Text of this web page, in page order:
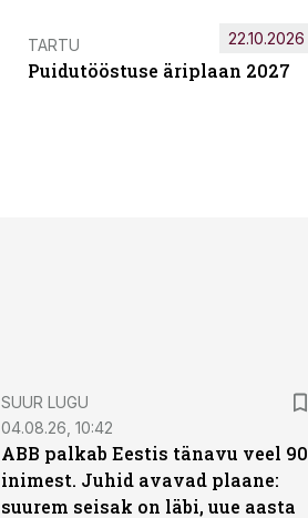
TARTU
Puidutööstuse äriplaan 2027
22.10.2026
SUUR LUGU
04.08.26, 10:42
ABB palkab Eestis tänavu veel 90
inimest. Juhid avavad plaane:
suurem seisak on läbi, uue aasta